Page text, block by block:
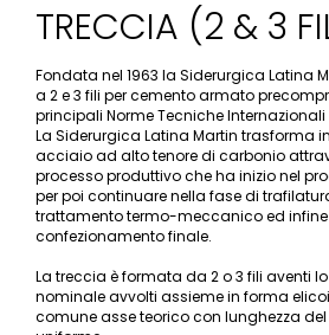
TRECCIA (2 & 3
Fondata nel 1963 la Siderurgica Latina
a 2 e 3 fili per cemento armato
principali Norme Tecniche Internazionali
La Siderurgica Latina Martin trasforma
acciaio ad alto tenore di carbonio
processo produttivo che ha inizio nel
per poi continuare nella fase di
trattamento termo-meccanico ed infine
confezionamento finale.
La treccia è formata da 2 o 3 fili aventi
nominale avvolti assieme in forma
comune asse teorico con lunghezza